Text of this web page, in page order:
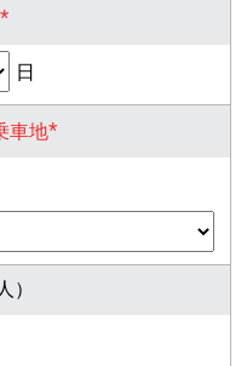
*
日
車地*
）